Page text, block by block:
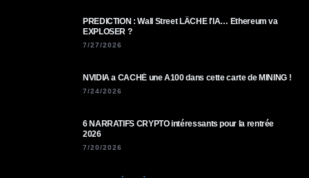
PREDICTION : Wall Street LÂCHE l'IA… Ethereum va
EXPLOSER ?
7/27/2026
NVIDIA a CACHÉ une A100 dans cette carte de MINING !
7/24/2026
6 NARRATIFS CRYPTO intéressants pour la rentrée
2026
7/20/2026